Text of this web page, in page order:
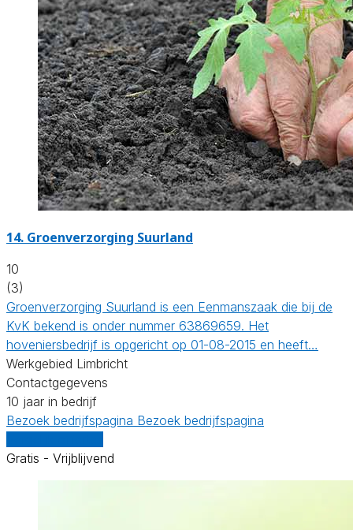
14. Groenverzorging Suurland
10
(3)
Groenverzorging Suurland is een Eenmanszaak die bij de
KvK bekend is onder nummer 63869659. Het
hoveniersbedrijf is opgericht op 01-08-2015 en heeft…
Werkgebied Limbricht
Contactgegevens
10 jaar in bedrijf
Bezoek bedrijfspagina Bezoek bedrijfspagina
Gratis - Vrijblijvend